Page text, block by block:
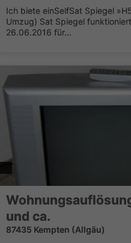
Ich biete einSelfSat Spiegel
Umzug) Sat Spiegel
26.06.2016 für...
und ca.
87435 Kempten (Allgäu)